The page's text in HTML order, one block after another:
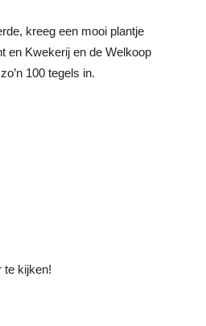
kreeg een mooi plantje
en Kwekerij en de Welkoop
100 tegels in.
te kijken!